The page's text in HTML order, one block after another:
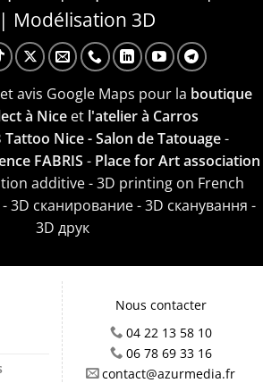
Modélisation 3D
avis Google Maps pour la boutique
à Nice et l'atelier à Carros
Tattoo Nice - Salon de Tatouage-
FABRIS - Place for Art association
additive - 3D printing on French
3D сканирование - 3D сканування -
3D друк
Nous contacter
04 22 13 58 10
06 78 69 33 16
contact@azurmedia.fr